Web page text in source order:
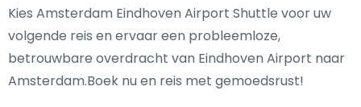
Kies Amsterdam Eindhoven Airport Shuttle voor uw
volgende reis en ervaar een probleemloze,
betrouwbare overdracht van Eindhoven Airport naar
Amsterdam.Boek nu en reis met gemoedsrust!